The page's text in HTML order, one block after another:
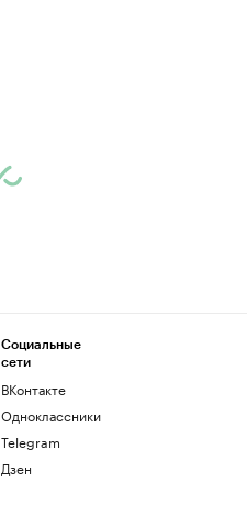
Социальные
сети
ВКонтакте
Одноклассники
Telegram
Дзен